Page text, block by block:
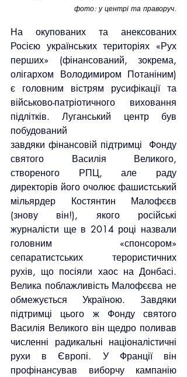
фото: у центрі та праворуч.
На окупованих та анексованих
Росією українських територіях «Рух
перших» (фінансований, зокрема,
олігархом Володимиром Потаніним)
є головним вістрям русифікації та
військово-патріотичного виховання
підлітків. Луганський центр був
побудований
завдяки фінансовій підтримці  Фонду
святого Василія Великого,
створеного РПЦ, але раду
директорів його очолює фашистський
мільярдер Костянтин Малофєєв
(знову він!), якого російські
журналісти ще в 2014 році назвали
головним «спонсором»
сепаратистських терористичних
рухів, що посіяли хаос на Донбасі.
Велика поблажливість Малофєєва не
обмежується Україною. Завдяки
підтримці цього ж Фонду святого
Василія Великого він щедро поливав
численні радикальні націоналістичні
рухи в Європі. У Франції він
профінансував виборчу кампанію